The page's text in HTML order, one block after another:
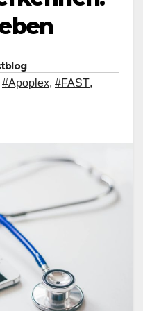
#Apoplex, #FAST,